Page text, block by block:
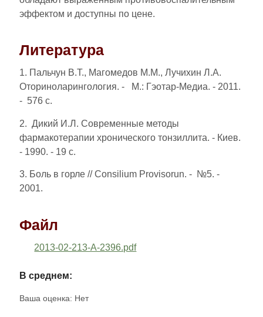
эффектом и доступны по цене.
Литература
1. Пальчун В.Т., Магомедов М.М., Лучихин Л.А.
Оториноларингология. - М.: Гэотар-Медиа. - 2011.
- 576 с.
2. Дикий И.Л. Современные методы
фармакотерапии хронического тонзиллита. - Киев.
- 1990. - 19 c.
3. Боль в горле // Consilium Provisorun. - №5. -
2001.
Файл
2013-02-213-A-2396.pdf
В среднем:
Ваша оценка: Нет